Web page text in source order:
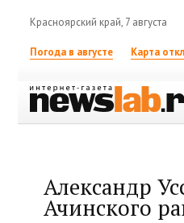
Красноярский край, 7 августа
Погода в августе Карта
Александр
Ачинского